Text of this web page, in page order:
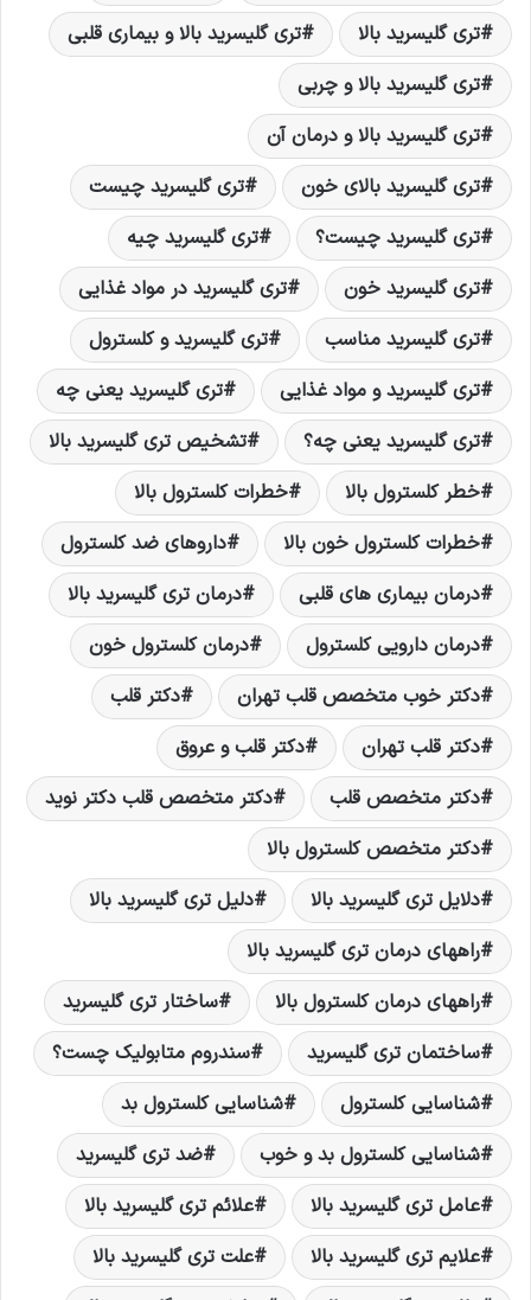
تری گلیسرید بالا
تری گلیسرید بالا و بیماری قلبی
تری گلیسرید بالا و چربی
تری گلیسرید بالا و درمان آن
تری گلیسرید بالای خون
تری گلیسرید چیست
تری گلیسرید چیست؟
تری گلیسرید چیه
تری گلیسرید خون
تری گلیسرید در مواد غذایی
تری گلیسرید مناسب
تری گلیسرید و کلسترول
تری گلیسرید و مواد غذایی
تری گلیسرید یعنی چه
تری گلیسرید یعنی چه؟
تشخیص تری گلیسرید بالا
خطر کلسترول بالا
خطرات کلسترول بالا
خطرات کلسترول خون بالا
داروهای ضد کلسترول
درمان بیماری های قلبی
درمان تری گلیسرید بالا
درمان دارویی کلسترول
درمان کلسترول خون
دکتر خوب متخصص قلب تهران
دکتر قلب
دکتر قلب تهران
دکتر قلب و عروق
دکتر متخصص قلب
دکتر متخصص قلب دکتر نوید
دکتر متخصص کلسترول بالا
دلایل تری گلیسرید بالا
دلیل تری گلیسرید بالا
راههای درمان تری گلیسرید بالا
راههای درمان کلسترول بالا
ساختار تری گلیسرید
ساختمان تری گلیسرید
سندروم متابولیک چست؟
شناسایی کلسترول
شناسایی کلسترول بد
شناسایی کلسترول بد و خوب
ضد تری گلیسرید
عامل تری گلیسرید بالا
علائم تری گلیسرید بالا
علایم تری گلیسرید بالا
علت تری گلیسرید بالا